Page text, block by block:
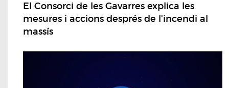
El Consorci de les Gavarres explica les
mesures i accions després de l'incendi al
massís